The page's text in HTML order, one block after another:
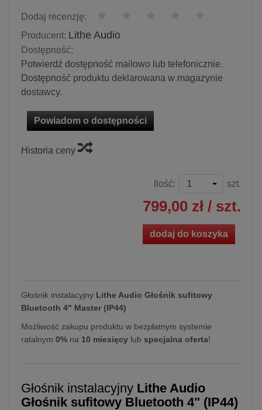
Dodaj recenzję:
Producent: Lithe Audio
Dostępność:
Potwierdź dostępność mailowo lub telefonicznie.
Dostępność produktu deklarowana w magazynie
dostawcy.
Powiadom o dostępności
Historia ceny
Ilość: szt.
799,00 zł / szt.
dodaj do koszyka
Głośnik instalacyjny Lithe Audio Głośnik sufitowy
Bluetooth 4" Master (IP44)
Możliwość zakupu produktu w bezpłatnym systemie
ratalnym 0% na 10 miesięcy lub specjalna oferta!
Głośnik instalacyjny Lithe Audio
Głośnik sufitowy Bluetooth 4" (IP44)